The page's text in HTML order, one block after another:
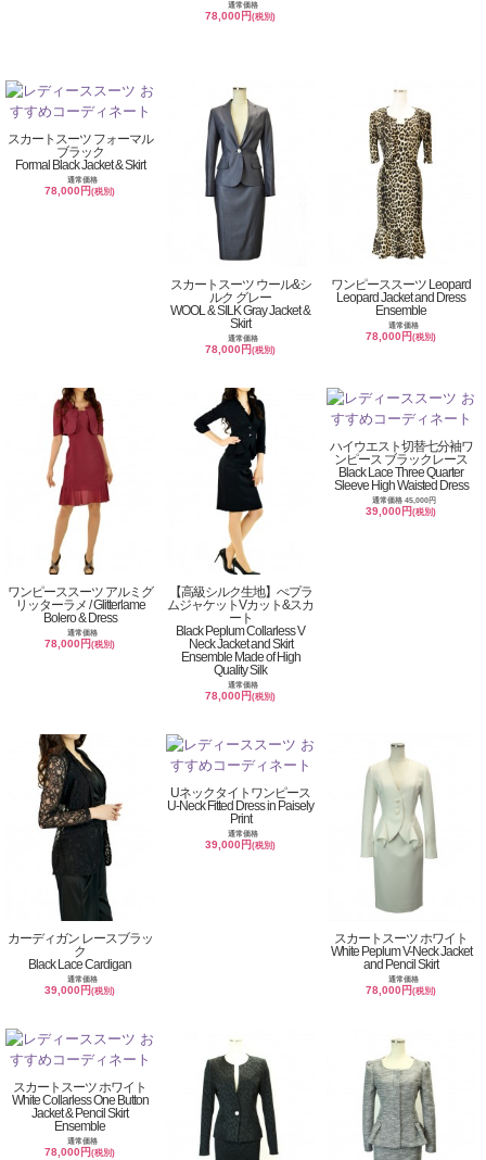
通常価格
78,000円(税別)
スカートスーツ フォーマル
ブラック
Formal Black Jacket & Skirt
通常価格
78,000円(税別)
スカートスーツ ウール&シ
ルク グレー
WOOL & SILK Gray Jacket &
Skirt
通常価格
78,000円(税別)
ワンピーススーツ Leopard
Leopard Jacket and Dress
Ensemble
通常価格
78,000円(税別)
ワンピーススーツ アルミグ
リッターラメ / Glitterlame
Bolero & Dress
通常価格
78,000円(税別)
【高級シルク生地】ぺプラ
ムジャケットVカット&スカ
ート
Black Peplum Collarless V
Neck Jacket and Skirt
Ensemble Made of High
Quality Silk
通常価格
78,000円(税別)
ハイウエスト切替七分袖ワ
ンピース ブラックレース
Black Lace Three Quarter
Sleeve High Waisted Dress
通常価格 45,000円
39,000円(税別)
カーディガン レースブラッ
ク
Black Lace Cardigan
通常価格
39,000円(税別)
Uネックタイトワンピース
U-Neck Fitted Dress in Paisely
Print
通常価格
39,000円(税別)
スカートスーツ ホワイト
White Peplum V-Neck Jacket
and Pencil Skirt
通常価格
78,000円(税別)
スカートスーツ ホワイト
White Collarless One Button
Jacket & Pencil Skirt
Ensemble
通常価格
78,000円(税別)